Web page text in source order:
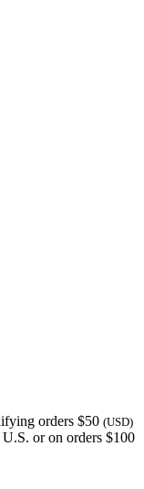
orders $50 (USD)
or on orders $100